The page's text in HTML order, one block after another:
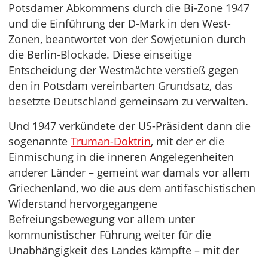
Potsdamer Abkommens durch die Bi-Zone 1947
und die Einführung der D-Mark in den West-
Zonen, beantwortet von der Sowjetunion durch
die Berlin-Blockade. Diese einseitige
Entscheidung der Westmächte verstieß gegen
den in Potsdam vereinbarten Grundsatz, das
besetzte Deutschland gemeinsam zu verwalten.
Und 1947 verkündete der US-Präsident dann die
sogenannte Truman-Doktrin, mit der er die
Einmischung in die inneren Angelegenheiten
anderer Länder – gemeint war damals vor allem
Griechenland, wo die aus dem antifaschistischen
Widerstand hervorgegangene
Befreiungsbewegung vor allem unter
kommunistischer Führung weiter für die
Unabhängigkeit des Landes kämpfte – mit der